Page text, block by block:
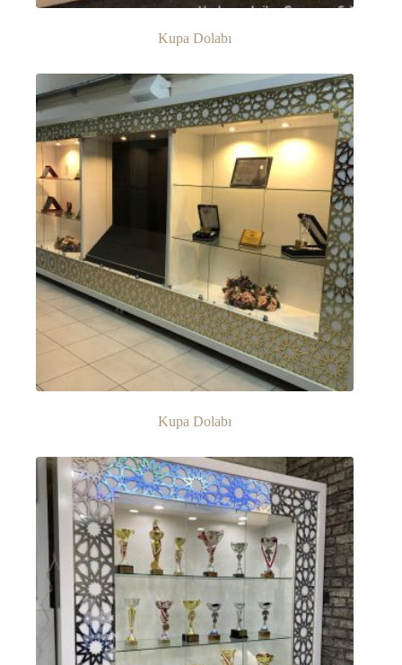
Kupa Dolabı
Kupa Dolabı